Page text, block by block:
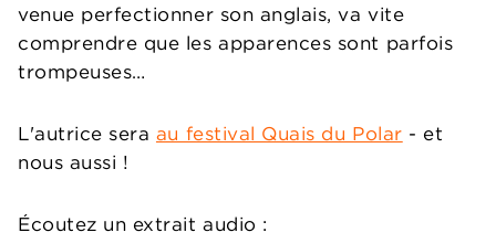
venue perfectionner son anglais, va vite
comprendre que les apparences sont parfois
trompeuses…
L'autrice sera au festival Quais du Polar - et
nous aussi !
Écoutez un extrait audio :